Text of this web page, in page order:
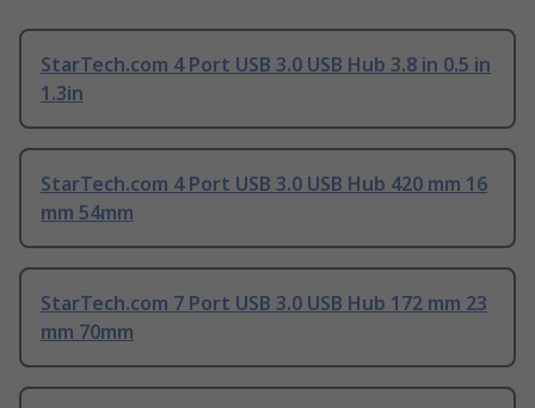
StarTech.com 4 Port USB 3.0 USB Hub 3.8 in 0.5 in
1.3in
StarTech.com 4 Port USB 3.0 USB Hub 420 mm 16
mm 54mm
StarTech.com 7 Port USB 3.0 USB Hub 172 mm 23
mm 70mm